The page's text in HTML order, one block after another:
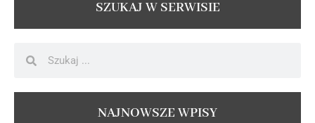
SZUKAJ W SERWISIE
NAJNOWSZE WPISY